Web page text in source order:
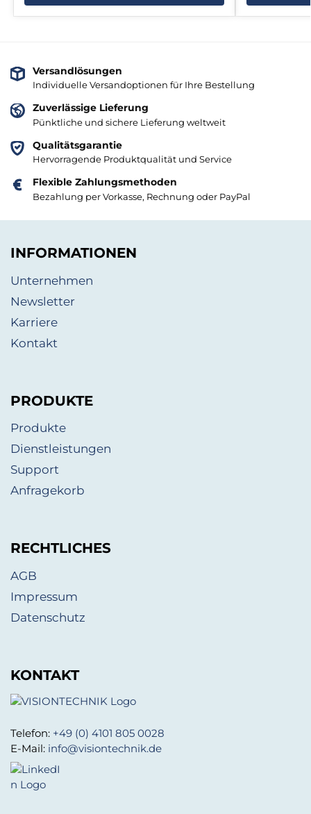
Versandlösungen
Individuelle Versandoptionen für Ihre Bestellung
Zuverlässige Lieferung
Pünktliche und sichere Lieferung weltweit
Qualitätsgarantie
Hervorragende Produktqualität und Service
Flexible Zahlungsmethoden
Bezahlung per Vorkasse, Rechnung oder PayPal
INFORMATIONEN
Unternehmen
Newsletter
Karriere
Kontakt
PRODUKTE
Produkte
Dienstleistungen
Support
Anfragekorb
RECHTLICHES
AGB
Impressum
Datenschutz
KONTAKT
Telefon: +49 (0) 4101 805 0028
E-Mail: info@visiontechnik.de